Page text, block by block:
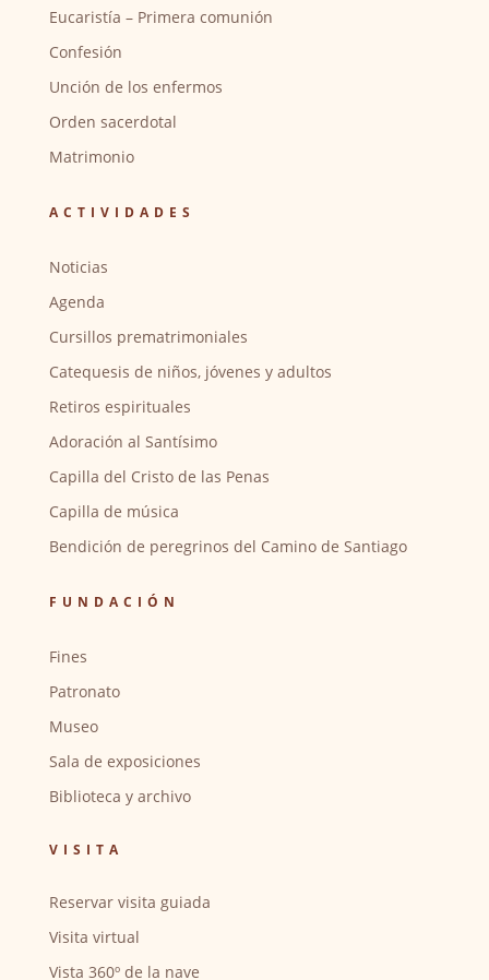
Eucaristía – Primera comunión
Confesión
Unción de los enfermos
Orden sacerdotal
Matrimonio
ACTIVIDADES
Noticias
Agenda
Cursillos prematrimoniales
Catequesis de niños, jóvenes y adultos
Retiros espirituales
Adoración al Santísimo
Capilla del Cristo de las Penas
Capilla de música
Bendición de peregrinos del Camino de Santiago
FUNDACIÓN
Fines
Patronato
Museo
Sala de exposiciones
Biblioteca y archivo
VISITA
Reservar visita guiada
Visita virtual
Vista 360º de la nave